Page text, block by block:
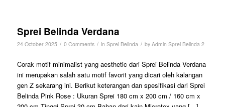
Sprei Belinda Verdana
24 October 2025 / 0 Comments / in Sprei Belinda / by Admin Sprei Belinda 2
Corak motif minimalist yang aesthetic dari Sprei Belinda Verdana
ini merupakan salah satu motif favorit yang dicari oleh kalangan
gen Z sekarang ini. Berikut keterangan dan spesifikasi dari Sprei
Belinda Pink Rose : Ukuran Sprei 180 cm x 200 cm / 160 cm x